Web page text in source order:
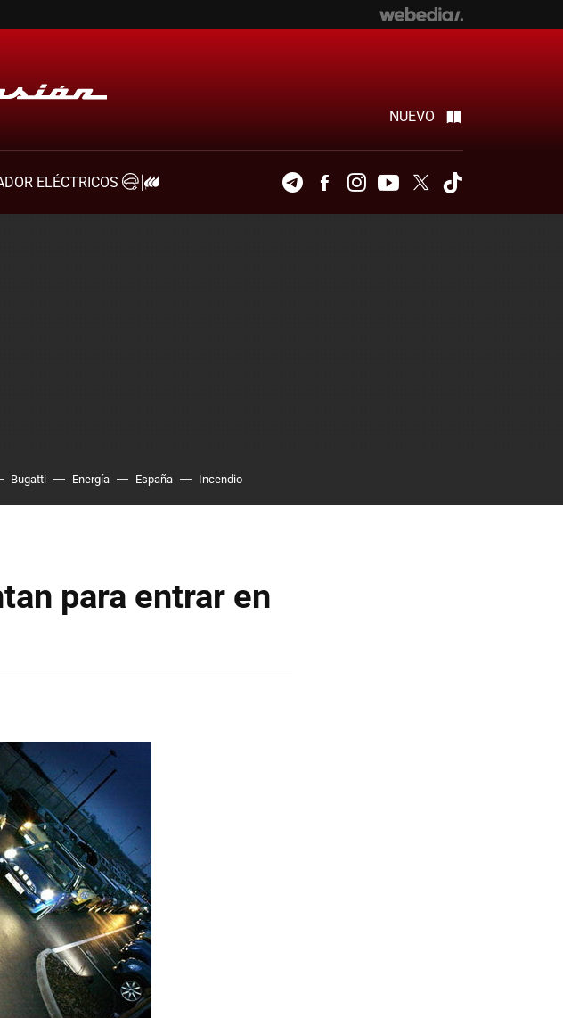
NUEVO
ELÉCTRICOS
TelegramFacebookInstagramYoutubeTwitter
Bugatti Energía España Incendio
para entrar en